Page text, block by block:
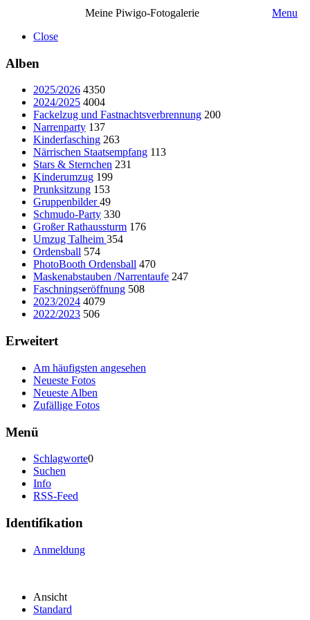
Meine Piwigo-Fotogalerie
Menu
Close
Alben
2025/2026 4350
2024/2025 4004
Fackelzug und Fastnachtsverbrennung 200
Narrenparty 137
Kinderfasching 263
Närrischen Staatsempfang 113
Stars & Sternchen 231
Kinderumzug 199
Prunksitzung 153
Gruppenbilder49
Schmudo-Party 330
Großer Rathaussturm 176
Umzug Talheim 354
Ordensball 574
PhotoBooth Ordensball 470
Maskenabstauben /Narrentaufe 247
Faschningseröffnung 508
2023/2024 4079
2022/2023 506
Erweitert
Am häufigsten angesehen
Neueste Fotos
Neueste Alben
Zufällige Fotos
Menü
Schlagworte0
Suchen
Info
RSS-Feed
Identifikation
Anmeldung
Ansicht
Standard